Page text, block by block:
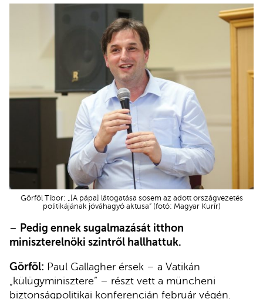
Görföl Tibor: „[A pápa] látogatása sosem az adott országvezetés
politikájának jóváhagyó aktusa” (fotó: Magyar Kurír)
– Pedig ennek sugalmazását itthon
miniszterelnöki szintről hallhattuk.
Görföl: Paul Gallagher érsek – a Vatikán
„külügyminisztere” – részt vett a müncheni
biztonságpolitikai konferencián február végén.